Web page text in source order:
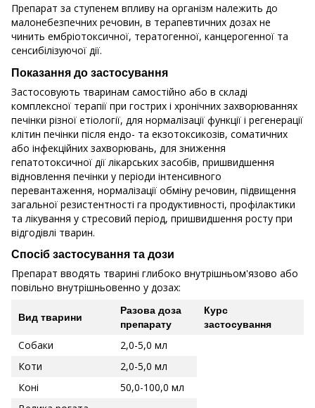
Препарат за ступенем впливу на організм належить до
малонебезпечних речовин, в терапевтичних дозах не
чинить ембріотоксичної, тератогенної, канцерогенної та
сенсибілізуючої дії.
Показання до застосування
Застосовують тваринам самостійно або в складі
комплексної терапiї при гострих i хронiчних захворюваннях
печiнки рiзної етiологiї, для нормалiзацiї функцiї i регенерацiї
клiтин печiнки пiсля ендо- та екзотоксикозiв, соматичних
або iнфекцiйних захворювань, для зниження
гепатотоксичної дiї лікарських засобiв, пришвидшення
відновлення печiнки у періоди iнтенсивного
перевантаження, нормалiзацiї обмiну речовин, пiдвищення
загальної резистентностi га продуктивностi, профiлактики
та лiкування у стресовий перiод, пришвидшення росту при
вiдгодiвлi тварин.
Спосіб застосування та дози
Препарат вводять тварині глибоко внутрішньом'язово або
повільно внутрішньовенно у дозах:
Вид тварини
Разова доза
препарату
Курс
застосування
Собаки
2,0-5,0 мл
Коти
2,0-5,0 мл
Коні
50,0-100,0 мл